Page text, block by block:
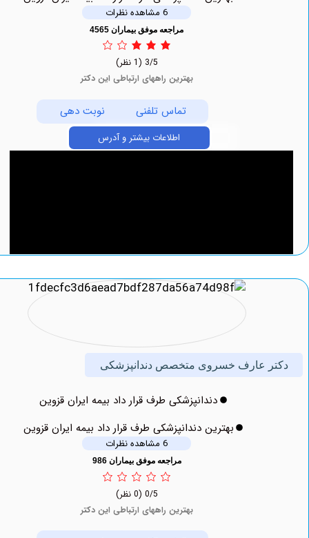
مراجعه موفق بیماران 4565
بهترین راههای ارتباطی این دکتر
تماس تلفنی نوبت دهی
اطلاعات بیشتر و آدرس
عارف خسروی متخصص دندانپزشکی
دندانپزشکی طرف قرار داد بیمه ایران قزوین
بهترین دندانپزشکی طرف قرار داد بیمه ایران قزوین
مراجعه موفق بیماران 986
بهترین راههای ارتباطی این دکتر